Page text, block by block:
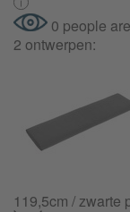
0 people
2 ontwerpen:
119,5cm / zwarte